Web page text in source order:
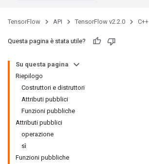
TensorFlow API TensorFlow v2.2.0 C++
Questa pagina è stata utile?
Su questa pagina
Riepilogo
Costruttori e distruttori
Attributi pubblici
Funzioni pubbliche
Attributi pubblici
operazione
sì
Funzioni pubbliche